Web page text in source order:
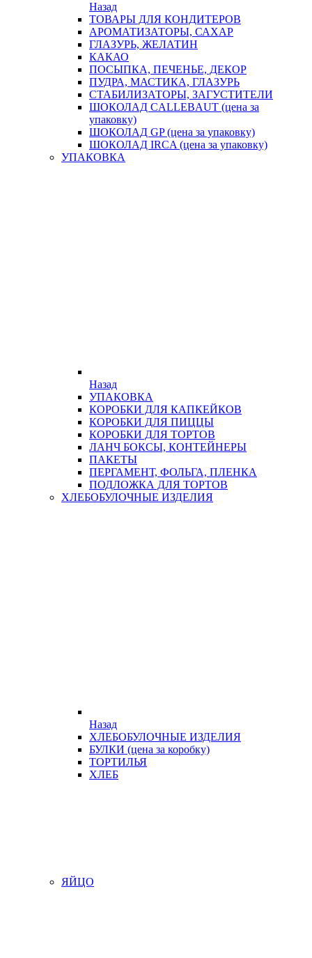
Назад
ТОВАРЫ ДЛЯ КОНДИТЕРОВ
АРОМАТИЗАТОРЫ, САХАР
ГЛАЗУРЬ, ЖЕЛАТИН
КАКАО
ПОСЫПКА, ПЕЧЕНЬЕ, ДЕКОР
ПУДРА, МАСТИКА, ГЛАЗУРЬ
СТАБИЛИЗАТОРЫ, ЗАГУСТИТЕЛИ
ШОКОЛАД CALLEBAUT (цена за
упаковку)
ШОКОЛАД GP (цена за упаковку)
ШОКОЛАД IRCA (цена за упаковку)
УПАКОВКА
Назад
УПАКОВКА
КОРОБКИ ДЛЯ КАПКЕЙКОВ
КОРОБКИ ДЛЯ ПИЦЦЫ
КОРОБКИ ДЛЯ ТОРТОВ
ЛАНЧ БОКСЫ, КОНТЕЙНЕРЫ
ПАКЕТЫ
ПЕРГАМЕНТ, ФОЛЬГА, ПЛЕНКА
ПОДЛОЖКА ДЛЯ ТОРТОВ
ХЛЕБОБУЛОЧНЫЕ ИЗДЕЛИЯ
Назад
ХЛЕБОБУЛОЧНЫЕ ИЗДЕЛИЯ
БУЛКИ (цена за коробку)
ТОРТИЛЬЯ
ХЛЕБ
ЯЙЦО